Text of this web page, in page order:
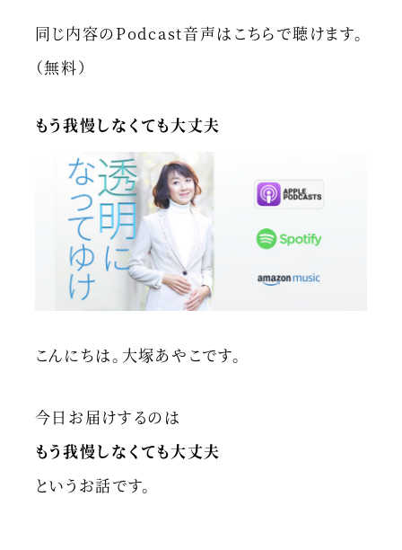
同じ内容のPodcast音声はこちらで聴けます。
（無料）
もう我慢しなくても大丈夫
こんにちは。大塚あやこです。
今日お届けするのは
もう我慢しなくても大丈夫
というお話です。